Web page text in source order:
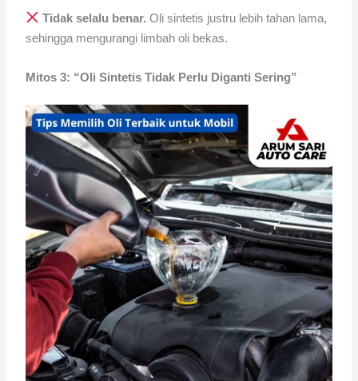
Tidak selalu benar. Oli sintetis justru lebih tahan lama,
sehingga mengurangi limbah oli bekas.
Mitos 3: “Oli Sintetis Tidak Perlu Diganti Sering”